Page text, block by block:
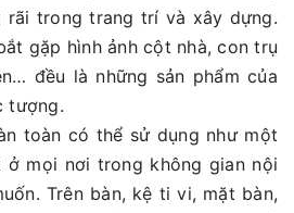
rãi trong trang trí và xây dựng.
gặp hình ảnh cột nhà, con trụ
đều là những sản phẩm của
tượng.
toàn có thể sử dụng như một
mọi nơi trong không gian nội
Trên bàn, kệ ti vi, mặt bàn,